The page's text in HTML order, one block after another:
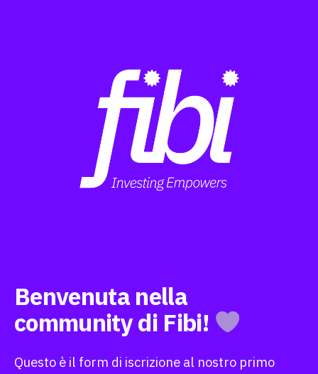
Benvenuta nella
community di Fibi!
Questo è il form di iscrizione al nostro primo